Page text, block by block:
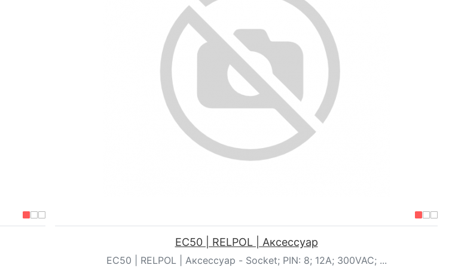
EC50 | RELPOL | Аксессуар
EC50 | RELPOL | Аксессуар - Socket; PIN: 8; 12A; 300VAC; ...